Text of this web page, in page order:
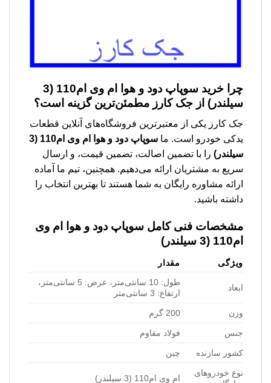
چرا خرید
سوپاپ دود و هوا ام وی ام110 (3
سیلندر) از جک کارز مطمئن‌ترین گزینه است؟
جک کارز یکی از معتبرترین فروشگاه‌های آنلاین قطعات
یدکی خودرو است. ما
سوپاپ دود و هوا ام وی ام110 (3
سیلندر) را با تضمین اصالت، تضمین قیمت، و ارسال
سریع به مشتریان ارائه می‌دهیم. همچنین، تیم ما آماده
ارائه مشاوره رایگان به شما هستند تا بهترین انتخاب را
داشته باشید.
مشخصات فنی کامل سوپاپ دود و هوا ام وی
ام110 (3 سیلندر)
ویژگی مقدار
ابعاد
طول: 10 سانتی‌متر، عرض: 5 سانتی‌متر،
ارتفاع: 3 سانتی‌متر
وزن 200 گرم
جنس فولاد مقاوم
کشور سازنده چین
نوع خودروهای
ام وی ام110 (3 سیلندر)